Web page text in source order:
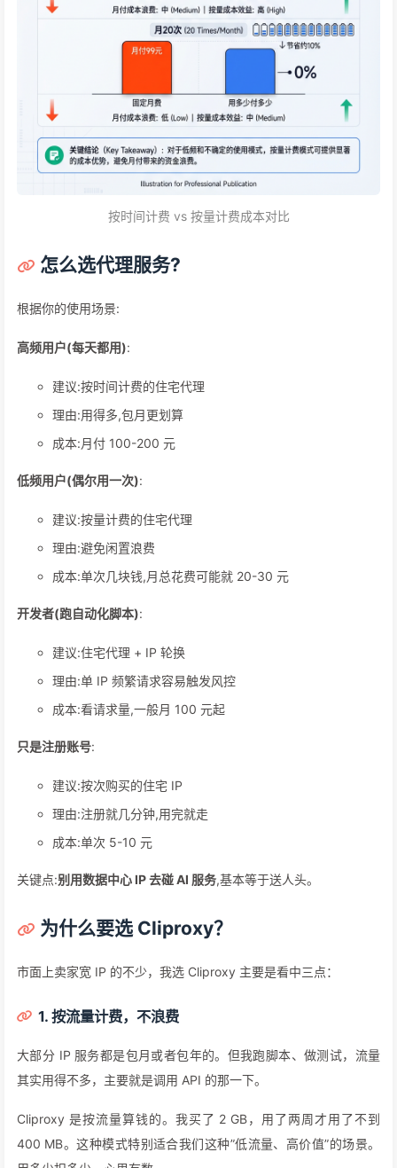
按时间计费 vs 按量计费成本对比
怎么选代理服务?
根据你的使用场景:
高频用户(每天都用):
建议:按时间计费的住宅代理
理由:用得多,包月更划算
成本:月付 100-200 元
低频用户(偶尔用一次):
建议:按量计费的住宅代理
理由:避免闲置浪费
成本:单次几块钱,月总花费可能就 20-30 元
开发者(跑自动化脚本):
建议:住宅代理 + IP 轮换
理由:单 IP 频繁请求容易触发风控
成本:看请求量,一般月 100 元起
只是注册账号:
建议:按次购买的住宅 IP
理由:注册就几分钟,用完就走
成本:单次 5-10 元
关键点:别用数据中心 IP 去碰 AI 服务,基本等于送人头。
为什么要选 Cliproxy？
市面上卖家宽 IP 的不少，我选 Cliproxy 主要是看中三点：
1. 按流量计费，不浪费
大部分 IP 服务都是包月或者包年的。但我跑脚本、做测试，流量
其实用得不多，主要就是调用 API 的那一下。
Cliproxy 是按流量算钱的。我买了 2 GB，用了两周才用了不到
400 MB。这种模式特别适合我们这种”低流量、高价值”的场景。